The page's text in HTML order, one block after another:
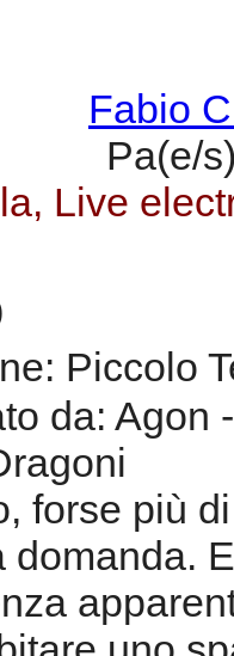
Fabio
Pa(e/
Live
Piccolo
da: Agon
forse più
domanda.